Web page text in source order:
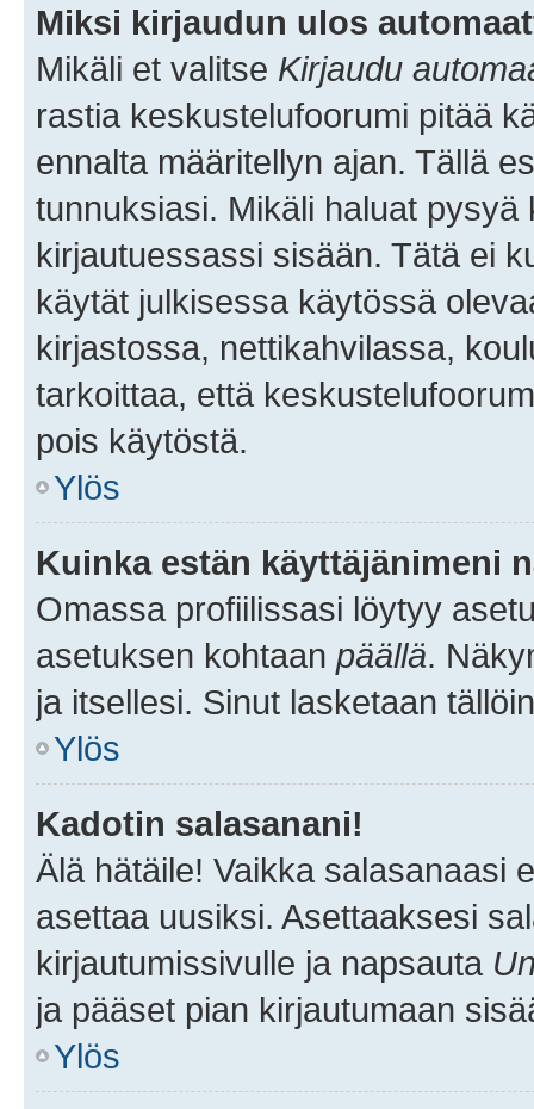
Miksi kirjaudun ulos
Mikäli et valitse Kirjaudu
rastia keskustelufoorumi pitää
ennalta määritellyn ajan. Tällä
tunnuksiasi. Mikäli haluat
kirjautuessassi sisään. Tätä ei
käytät julkisessa käytössä
kirjastossa, nettikahvilassa,
tarkoittaa, että
pois käytöstä.
Ylös
Kuinka estän käyttäjänimeni
Omassa profiilissasi löytyy
asetuksen kohtaan päällä.
ja itsellesi. Sinut lasketaan
Ylös
Kadotin salasanani!
Älä hätäile! Vaikka salasanaasi
asettaa uusiksi. Asettaaksesi
kirjautumissivulle ja napsauta
ja pääset pian kirjautumaan
Ylös